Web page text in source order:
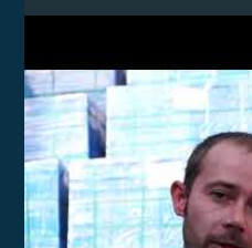
Das Video wird von
Es gelten die